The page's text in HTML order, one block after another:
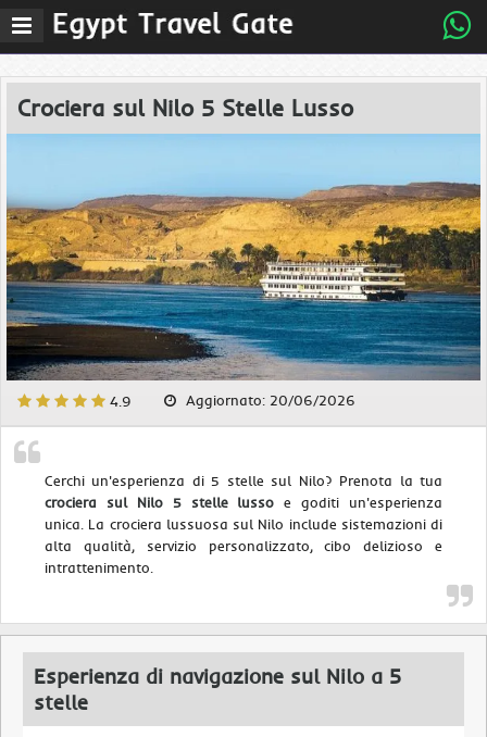
Menu
Crociera sul Nilo 5 Stelle Lusso
4.9 Aggiornato: 20/06/2026
Cerchi un'esperienza di 5 stelle sul Nilo? Prenota la tua
crociera sul Nilo 5 stelle lusso e goditi un'esperienza
unica. La crociera lussuosa sul Nilo include sistemazioni di
alta qualità, servizio personalizzato, cibo delizioso e
intrattenimento.
Esperienza di navigazione sul Nilo a 5
stelle